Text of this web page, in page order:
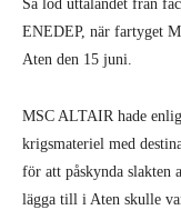
Så löd uttalandet från
ENEDEP, när fartyget
Aten den 15 juni.
MSC ALTAIR hade
krigsmateriel med
för att påskynda slakten
lägga till i Aten skulle